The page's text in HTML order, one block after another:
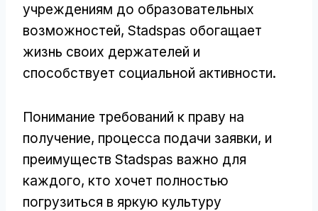
учреждениям до образовательных
возможностей, Stadspas обогащает
жизнь своих держателей и
способствует социальной активности.
Понимание требований к праву на
получение, процесса подачи заявки, и
преимуществ Stadspas важно для
каждого, кто хочет полностью
погрузиться в яркую культуру